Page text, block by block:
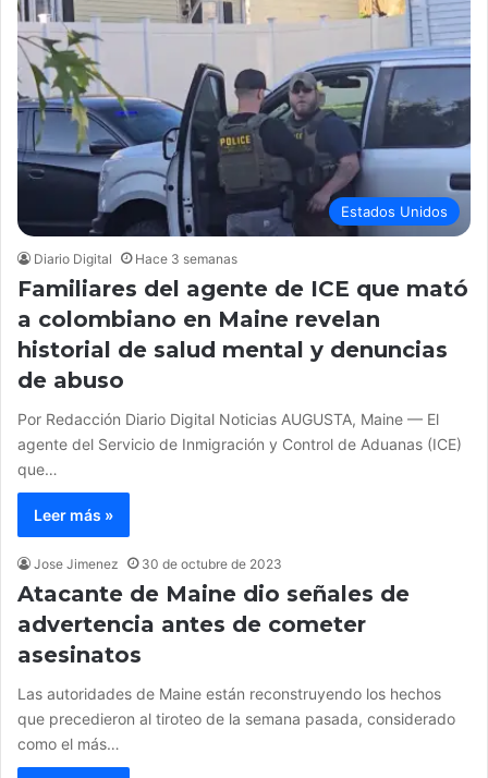
Estados Unidos
Diario Digital Hace 3 semanas
Familiares del agente de ICE que mató
a colombiano en Maine revelan
historial de salud mental y denuncias
de abuso
Por Redacción Diario Digital Noticias AUGUSTA, Maine — El
agente del Servicio de Inmigración y Control de Aduanas (ICE)
que…
Leer más »
Jose Jimenez 30 de octubre de 2023
Atacante de Maine dio señales de
advertencia antes de cometer
asesinatos
Las autoridades de Maine están reconstruyendo los hechos
que precedieron al tiroteo de la semana pasada, considerado
como el más…